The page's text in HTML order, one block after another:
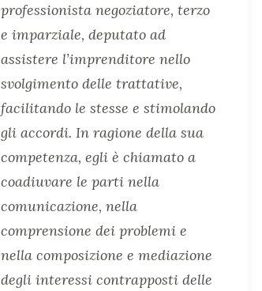
professionista negoziatore, terzo
e imparziale, deputato ad
assistere l’imprenditore nello
svolgimento delle trattative,
facilitando le stesse e stimolando
gli accordi. In ragione della sua
competenza, egli è chiamato a
coadiuvare le parti nella
comunicazione, nella
comprensione dei problemi e
nella composizione e mediazione
degli interessi contrapposti delle